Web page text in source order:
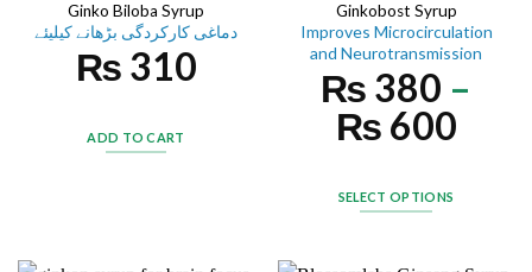
Ginko Biloba Syrup
دماغی کارکردگی بڑھانے کیلیئے
₨ 310
ADD TO CART
Ginkobost Syrup
Improves Microcirculation
and Neurotransmission
₨ 380 –
₨ 600
SELECT OPTIONS